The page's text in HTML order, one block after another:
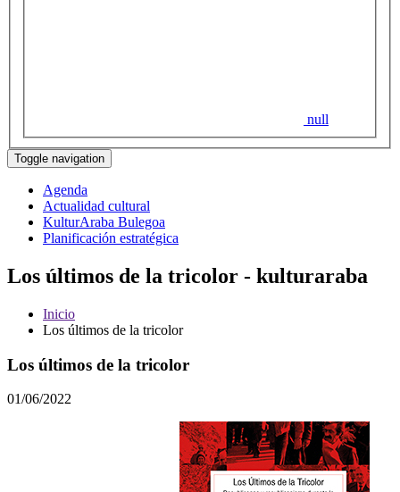
null
Toggle navigation
Agenda
Actualidad cultural
KulturAraba Bulegoa
Planificación estratégica
Los últimos de la tricolor - kulturaraba
Inicio
Los últimos de la tricolor
Los últimos de la tricolor
01/06/2022